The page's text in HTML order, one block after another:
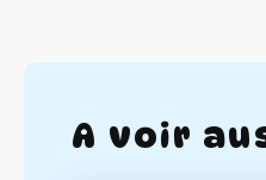
A voir